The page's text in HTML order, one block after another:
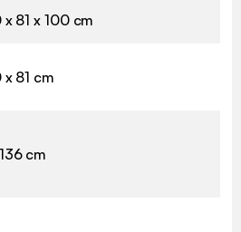
x 81 x 100 cm
x 81 cm
cm